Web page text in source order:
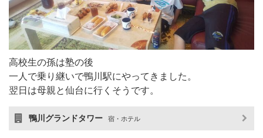
高校生の孫は塾の後
一人で乗り継いで鴨川駅にやってきました。
翌日は母親と仙台に行くそうです。
鴨川グランドタワー 宿・ホテル